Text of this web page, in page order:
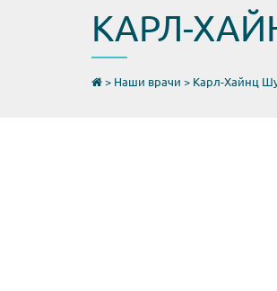
КАРЛ-
> Наши врачи > Карл-Хайнц